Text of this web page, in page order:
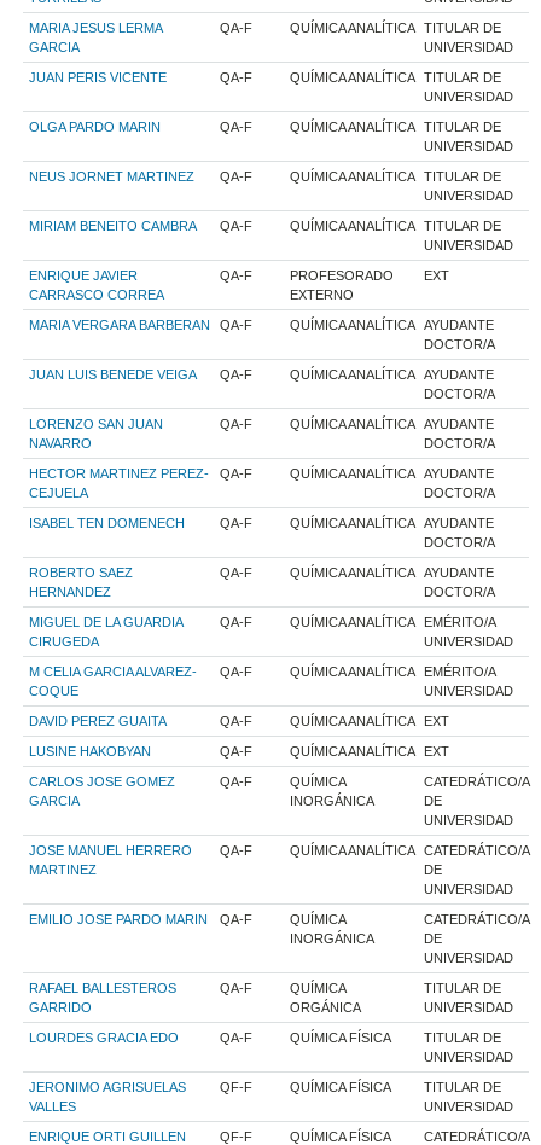
MARIA JESUS LERMA
GARCIA
QA-F QUÍMICA ANALÍTICA TITULAR DE
UNIVERSIDAD
JUAN PERIS VICENTE QA-F QUÍMICA ANALÍTICA TITULAR DE
UNIVERSIDAD
OLGA PARDO MARIN QA-F QUÍMICA ANALÍTICA TITULAR DE
UNIVERSIDAD
NEUS JORNET MARTINEZ QA-F QUÍMICA ANALÍTICA TITULAR DE
UNIVERSIDAD
MIRIAM BENEITO CAMBRA QA-F QUÍMICA ANALÍTICA TITULAR DE
UNIVERSIDAD
ENRIQUE JAVIER
CARRASCO CORREA
QA-F
PROFESORADO
EXTERNO
EXT
MARIA VERGARA BARBERAN QA-F QUÍMICA ANALÍTICA AYUDANTE
DOCTOR/A
JUAN LUIS BENEDE VEIGA QA-F QUÍMICA ANALÍTICA AYUDANTE
DOCTOR/A
LORENZO SAN JUAN
NAVARRO
QA-F QUÍMICA ANALÍTICA AYUDANTE
DOCTOR/A
HECTOR MARTINEZ PEREZ-
CEJUELA
QA-F QUÍMICA ANALÍTICA AYUDANTE
DOCTOR/A
ISABEL TEN DOMENECH QA-F QUÍMICA ANALÍTICA AYUDANTE
DOCTOR/A
ROBERTO SAEZ
HERNANDEZ
QA-F QUÍMICA ANALÍTICA AYUDANTE
DOCTOR/A
MIGUEL DE LA GUARDIA
CIRUGEDA
QA-F QUÍMICA ANALÍTICA
EMÉRITO/A
UNIVERSIDAD
M CELIA GARCIA ALVAREZ-
COQUE
QA-F QUÍMICA ANALÍTICA
EMÉRITO/A
UNIVERSIDAD
DAVID PEREZ GUAITA QA-F QUÍMICA ANALÍTICA EXT
LUSINE HAKOBYAN QA-F QUÍMICA ANALÍTICA EXT
CARLOS JOSE GOMEZ
GARCIA
QA-F
QUÍMICA
INORGÁNICA
CATEDRÁTICO/A
DE
UNIVERSIDAD
JOSE MANUEL HERRERO
MARTINEZ
QA-F QUÍMICA ANALÍTICA CATEDRÁTICO/A
DE
UNIVERSIDAD
EMILIO JOSE PARDO MARIN QA-F
QUÍMICA
INORGÁNICA
CATEDRÁTICO/A
DE
UNIVERSIDAD
RAFAEL BALLESTEROS
GARRIDO
QA-F
QUÍMICA
ORGÁNICA
TITULAR DE
UNIVERSIDAD
LOURDES GRACIA EDO QA-F QUÍMICA FÍSICA
TITULAR DE
UNIVERSIDAD
JERONIMO AGRISUELAS
VALLES
QF-F QUÍMICA FÍSICA
TITULAR DE
UNIVERSIDAD
ENRIQUE ORTI GUILLEN QF-F QUÍMICA FÍSICA
CATEDRÁTICO/A